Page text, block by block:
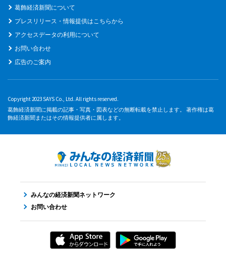
葛飾経済新聞について
プレスリリース・情報提供はこちらから
アクセスデータの利用について
お問い合わせ
広告のご案内
Copyright 2023 SAYS Co., Ltd. All rights reserved.
葛飾経済新聞に掲載の記事・写真・図表などの無断転載を禁止します。 著作権は葛
飾経済新聞またはその情報提供者に属します。
みんなの経済新聞ネットワーク
お問い合わせ